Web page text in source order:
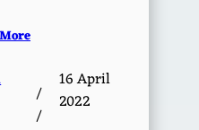
/
/
16 April
2022